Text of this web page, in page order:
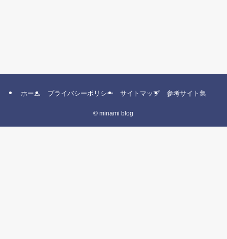
ホーム プライバシーポリシー サイトマップ 参考サイト集
© minami blog